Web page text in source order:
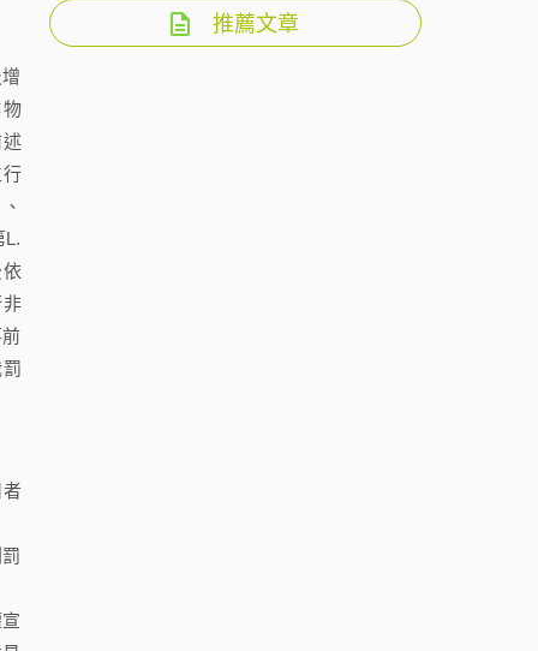
L.
推薦文章